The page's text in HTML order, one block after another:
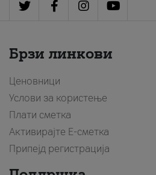
Брзи линкови
Ценовници
Услови за користење
Плати сметка
Активирајте Е-сметка
Припејд регистрација